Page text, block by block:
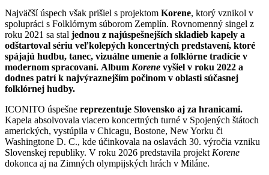
Najväčší úspech však prišiel s projektom Korene, ktorý vznikol v
spolupráci s Folklórnym súborom Zemplín. Rovnomenný singel z
roku 2021 sa stal jednou z najúspešnejších skladieb kapely a
odštartoval sériu veľkolepých koncertných predstavení, ktoré
spájajú hudbu, tanec, vizuálne umenie a folklórne tradície v
modernom spracovaní. Album Korene vyšiel v roku 2022 a
dodnes patrí k najvýraznejším počinom v oblasti súčasnej
folklórnej hudby.
ICONITO úspešne reprezentuje Slovensko aj za hranicami.
Kapela absolvovala viacero koncertných turné v Spojených štátoch
amerických, vystúpila v Chicagu, Bostone, New Yorku či
Washingtone D. C., kde účinkovala na oslavách 30. výročia vzniku
Slovenskej republiky. V roku 2026 predstavila projekt Korene
dokonca aj na Zimných olympijských hrách v Miláne.